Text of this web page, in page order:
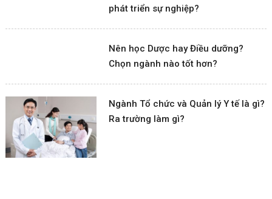
phát triển sự nghiệp?
Nên học Dược hay Điều dưỡng?
Chọn ngành nào tốt hơn?
Ngành Tổ chức và Quản lý Y tế là gì?
Ra trường làm gì?